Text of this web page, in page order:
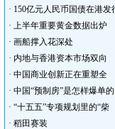
· 150亿元人民币国债在港发
· 上半年重要黄金数据出炉
· 画船撑入花深处
· 内地与香港资本市场双向
· 中国商业创新正在重塑全
· 中国“预制房”是怎样爆单的
· “十五五”专项规划里的“柴
· 稻田赛装